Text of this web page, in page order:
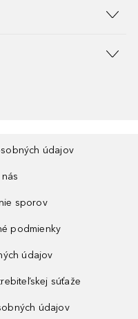
údajov
sporov
podmienky
údajov
súťaže
údajov